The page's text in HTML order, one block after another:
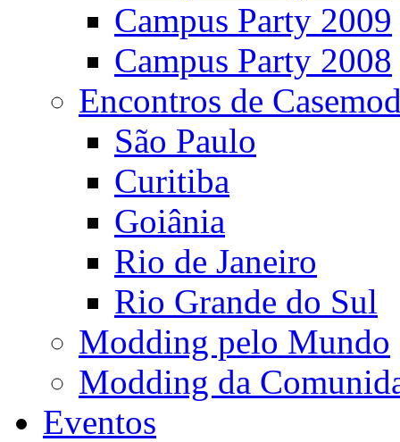
Campus Party 2009
Campus Party 2008
Encontros de
São Paulo
Curitiba
Goiânia
Rio de Janeiro
Rio Grande do Sul
Modding pelo Mundo
Modding da
Eventos